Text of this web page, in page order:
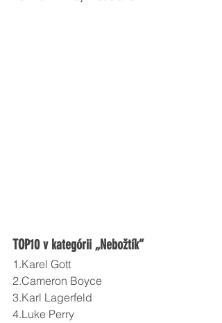
TOP10 v kategórii „Nebožtík“
1.Karel Gott
2.Cameron Boyce
3.Karl Lagerfeld
4.Luke Perry